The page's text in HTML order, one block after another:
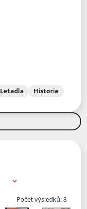
Letadla Historie
Počet výsledků: 8